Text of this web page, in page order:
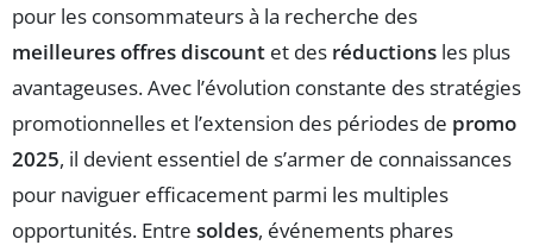
pour les consommateurs à la recherche des
meilleures offres discount et des réductions les plus
avantageuses. Avec l’évolution constante des stratégies
promotionnelles et l’extension des périodes de promo
2025, il devient essentiel de s’armer de connaissances
pour naviguer efficacement parmi les multiples
opportunités. Entre soldes, événements phares